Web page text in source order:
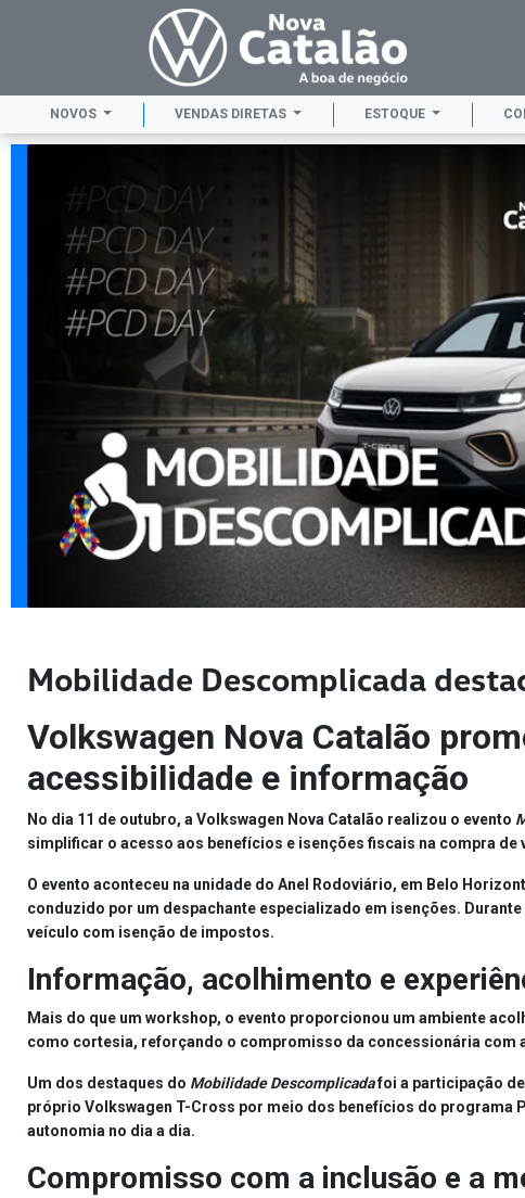
NOVOS VENDAS DIRETAS ESTOQUE
Mobilidade Descomplicada
Volkswagen Nova Catalão
acessibilidade e informação
No dia 11 de outubro, aVolkswagen Nova Catalão realizou o evento
simplificar o acesso aos benefícios e isenções fiscais na compra de
O evento aconteceu na unidade do Anel Rodoviário, em Belo
conduzido por um despachante especializado em isenções.
veículo com isenção de impostos.
Informação, acolhimento e
Mais do que um workshop, o evento proporcionou um ambiente
como cortesia, reforçando o compromisso da concessionária com
Um dos destaques do Mobilidade Descomplicadafoi a participação de
próprio Volkswagen T-Cross por meio dos benefícios do programa
autonomia no dia a dia.
Compromisso com a inclusão e a